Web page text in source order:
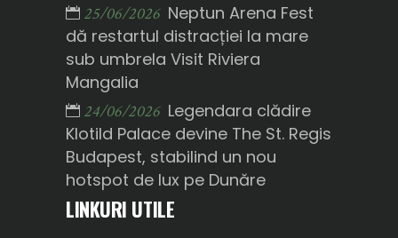
25/06/2026 Neptun Arena Fest
dă restartul distracției la mare
sub umbrela Visit Riviera
Mangalia
24/06/2026 Legendara clădire
Klotild Palace devine The St. Regis
Budapest, stabilind un nou
hotspot de lux pe Dunăre
LINKURI UTILE